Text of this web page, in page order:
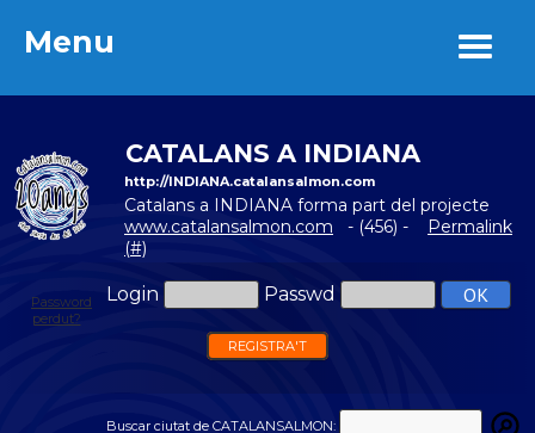
Menu
CATALANS A INDIANA
http://INDIANA.catalansalmon.com
Catalans a INDIANA forma part del projecte
www.catalansalmon.com - (456) - Permalink
(#)
Login Passwd
Password
perdut?
REGISTRA'T
Buscar ciutat de CATALANSALMON:
Menu